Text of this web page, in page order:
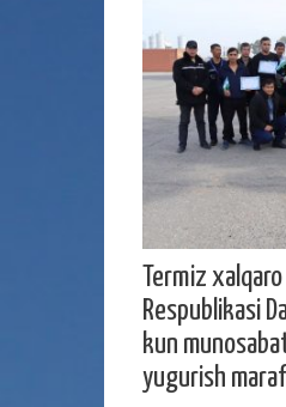
Termiz
Respublikasi
kun
yugurish